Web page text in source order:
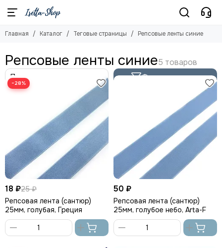
Главная Каталог Теговые страницы Репсовые ленты синие
Репсовые ленты синие
Фильтр товаров
−28%
18 ₽25 ₽
Репсовая лента (сантюр)
25мм, голубая, Греция
50 ₽
Репсовая лента (сантюр)
25мм, голубое небо, Arta-F